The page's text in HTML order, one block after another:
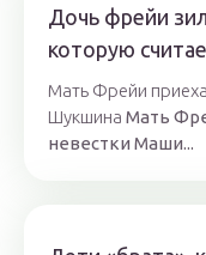
Дочь фрейи
которую
Мать Фрейи
Шукшина Мать
невестки Маши...